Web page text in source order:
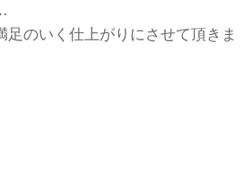
足のいく仕上がりにさせて頂きま